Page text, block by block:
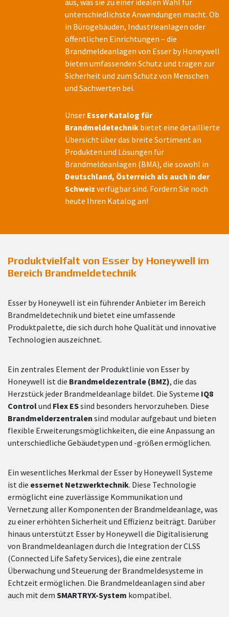
unterschiedlichste Anwendungen macht. Ob
in Bürogebäuden, Industrieanlagen oder
öffentlichen Einrichtungen – die
Brandmeldeanlagen von Esser by Honeywell
bieten umfassenden Schutz und tragen zur
Sicherheit und zum Schutz von Menschen
und Sachwerten bei.
Unser Esser Katalog für
Brandmeldetechnik bietet eine detaillierte
Übersicht über das breite Sortiment an
Produkten und Lösungen für
Brandmeldeanlagen (BMA), die sowohl in
Deutschland, Österreich als auch in der
Schweiz verfügbar sind. Fordern Sie noch
heute Ihren Katalog an!
Produktvielfalt von Esser by Honeywell im
Bereich Brandmeldetechnik
Esser by Honeywell ist ein führender Anbieter im Bereich
Brandmeldetechnik und bietet eine umfassende
Produktpalette, die sich durch hohe Qualität und innovative
Technologien auszeichnet.
Ein zentrales Element der Produktlinie von Esser by
Honeywell ist die Brandmeldezentrale (BMZ), die das
Herzstück jeder Brandmeldeanlage bildet. Die Systeme IQ8
Controlund Flex ESsind besonders hervorzuheben. Diese
Brandmelderzentralen sind modular aufgebaut und bieten
flexible Erweiterungsmöglichkeiten, die eine Anpassung an
unterschiedliche Gebäudetypen und -größen ermöglichen.
Ein wesentliches Merkmal der Esser by Honeywell Systeme
ist die essernet Netzwerktechnik. Diese Technologie
ermöglicht eine zuverlässige Kommunikation und
Vernetzung aller Komponenten der Brandmeldeanlage, was
zu einer erhöhten Sicherheit und Effizienz beiträgt. Darüber
hinaus unterstützt Esser by Honeywell die Digitalisierung
von Brandmeldeanlagen durch die Integration der CLSS
(Connected Life Safety Services), die eine zentrale
Überwachung und Steuerung der Brandmeldesysteme in
Echtzeit ermöglichen. Die Brandmeldeanlagen sind aber
auch mit dem SMARTRYX-System kompatibel.